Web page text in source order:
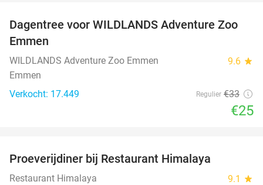
24%
Dagentree voor WILDLANDS Adventure Zoo
Emmen
WILDLANDS Adventure Zoo Emmen 9.6 star
Emmen
Verkocht: 17.449
Regulier €33
€25
Proeverijdiner bij Restaurant Himalaya
Restaurant Himalaya 9.1 star